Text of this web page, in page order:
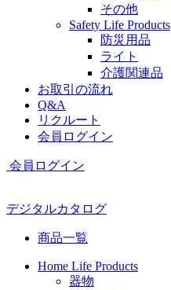
その他
Safety Life Products
防災用品
ライト
介護関連品
お取引の流れ
Q&A
リクルート
会員ログイン
会員ログイン
デジタルカタログ
商品一覧
Home Life Products
器物